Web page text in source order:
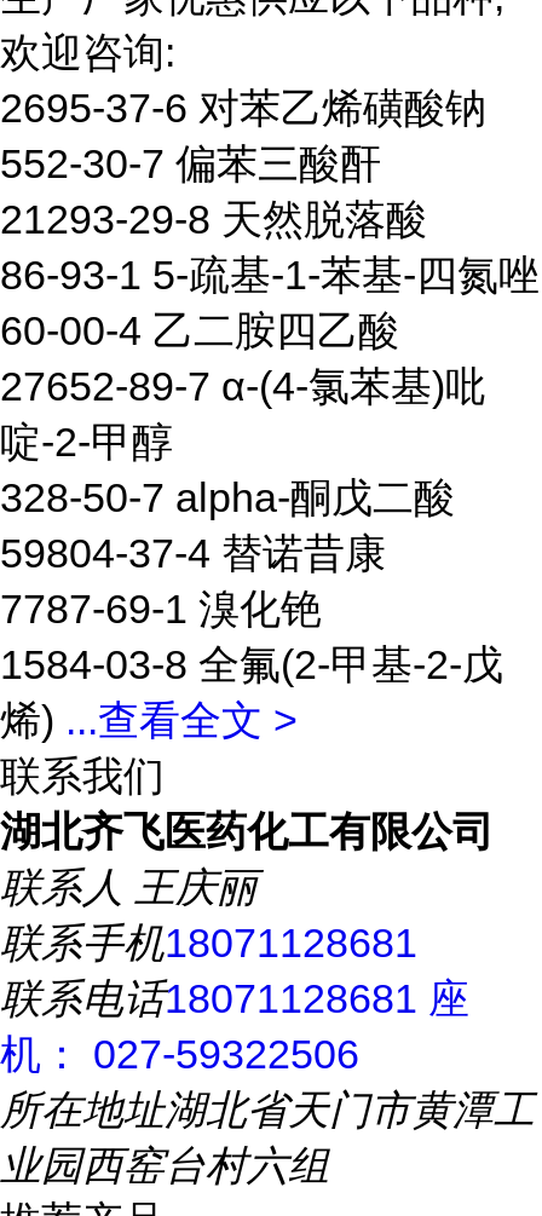
欢迎咨询:
2695-37-6 对苯乙烯磺酸钠
552-30-7 偏苯三酸酐
21293-29-8 天然脱落酸
86-93-1 5-疏基-1-苯基-四氮唑
60-00-4 乙二胺四乙酸
27652-89-7 α-(4-氯苯基)吡
啶-2-甲醇
328-50-7 alpha-酮戊二酸
59804-37-4 替诺昔康
7787-69-1 溴化铯
1584-03-8 全氟(2-甲基-2-戊
烯) ...查看全文 >
联系我们
湖北齐飞医药化工有限公司
联系人 王庆丽
联系手机18071128681
联系电话18071128681 座
机： 027-59322506
所在地址湖北省天门市黄潭工
业园西窑台村六组